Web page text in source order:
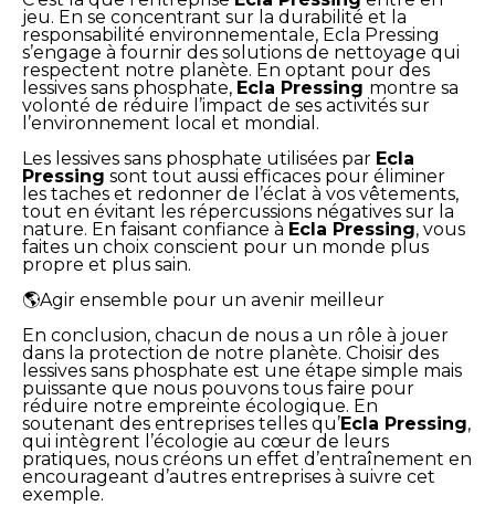
jeu. En se concentrant sur la durabilité et la
responsabilité environnementale, Ecla Pressing
s’engage à fournir des solutions de nettoyage qui
respectent notre planète. En optant pour des
lessives sans phosphate, Ecla Pressing montre sa
volonté de réduire l’impact de ses activités sur
l’environnement local et mondial.
Les lessives sans phosphate utilisées par Ecla
Pressing sont tout aussi efficaces pour éliminer
les taches et redonner de l’éclat à vos vêtements,
tout en évitant les répercussions négatives sur la
nature. En faisant confiance à Ecla Pressing, vous
faites un choix conscient pour un monde plus
propre et plus sain.
🌎Agir ensemble pour un avenir meilleur
En conclusion, chacun de nous a un rôle à jouer
dans la protection de notre planète. Choisir des
lessives sans phosphate est une étape simple mais
puissante que nous pouvons tous faire pour
réduire notre empreinte écologique. En
soutenant des entreprises telles qu’Ecla Pressing,
qui intègrent l’écologie au cœur de leurs
pratiques, nous créons un effet d’entraînement en
encourageant d’autres entreprises à suivre cet
exemple.